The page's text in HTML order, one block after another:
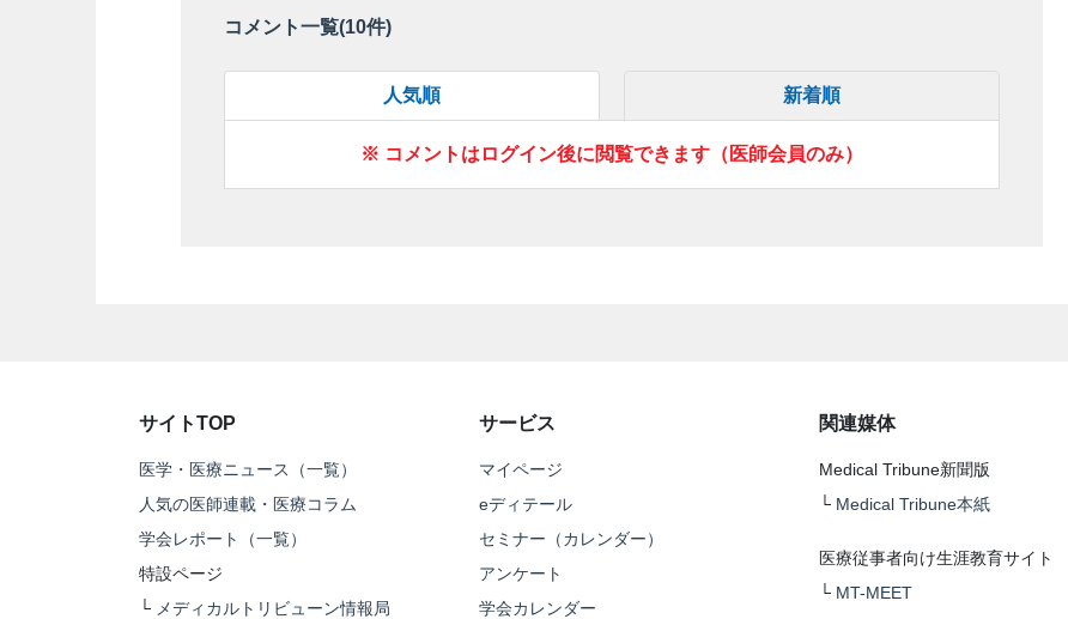
コメント一覧(10件)
人気順 新着順
※ コメントはログイン後に閲覧できます（医師会員のみ）
サイトTOP
医学・医療ニュース（一覧）
人気の医師連載・医療コラム
学会レポート（一覧）
特設ページ
└ メディカルトリビューン情報局
サービス
マイページ
eディテール
セミナー（カレンダー）
アンケート
学会カレンダー
関連媒体
Medical Tribune新聞版
└ Medical Tribune本紙
医療従事者向け生涯教育サイト
└ MT-MEET